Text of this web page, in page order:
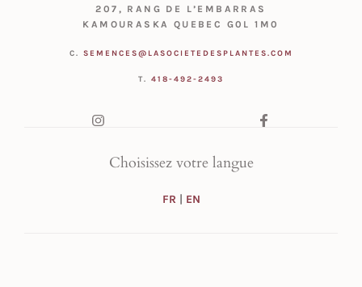
207, RANG DE L’EMBARRAS
KAMOURASKA QUEBEC G0L 1M0
C. SEMENCES@LASOCIETEDESPLANTES.COM
T. 418-492-2493
Choisissez votre langue
FR | EN